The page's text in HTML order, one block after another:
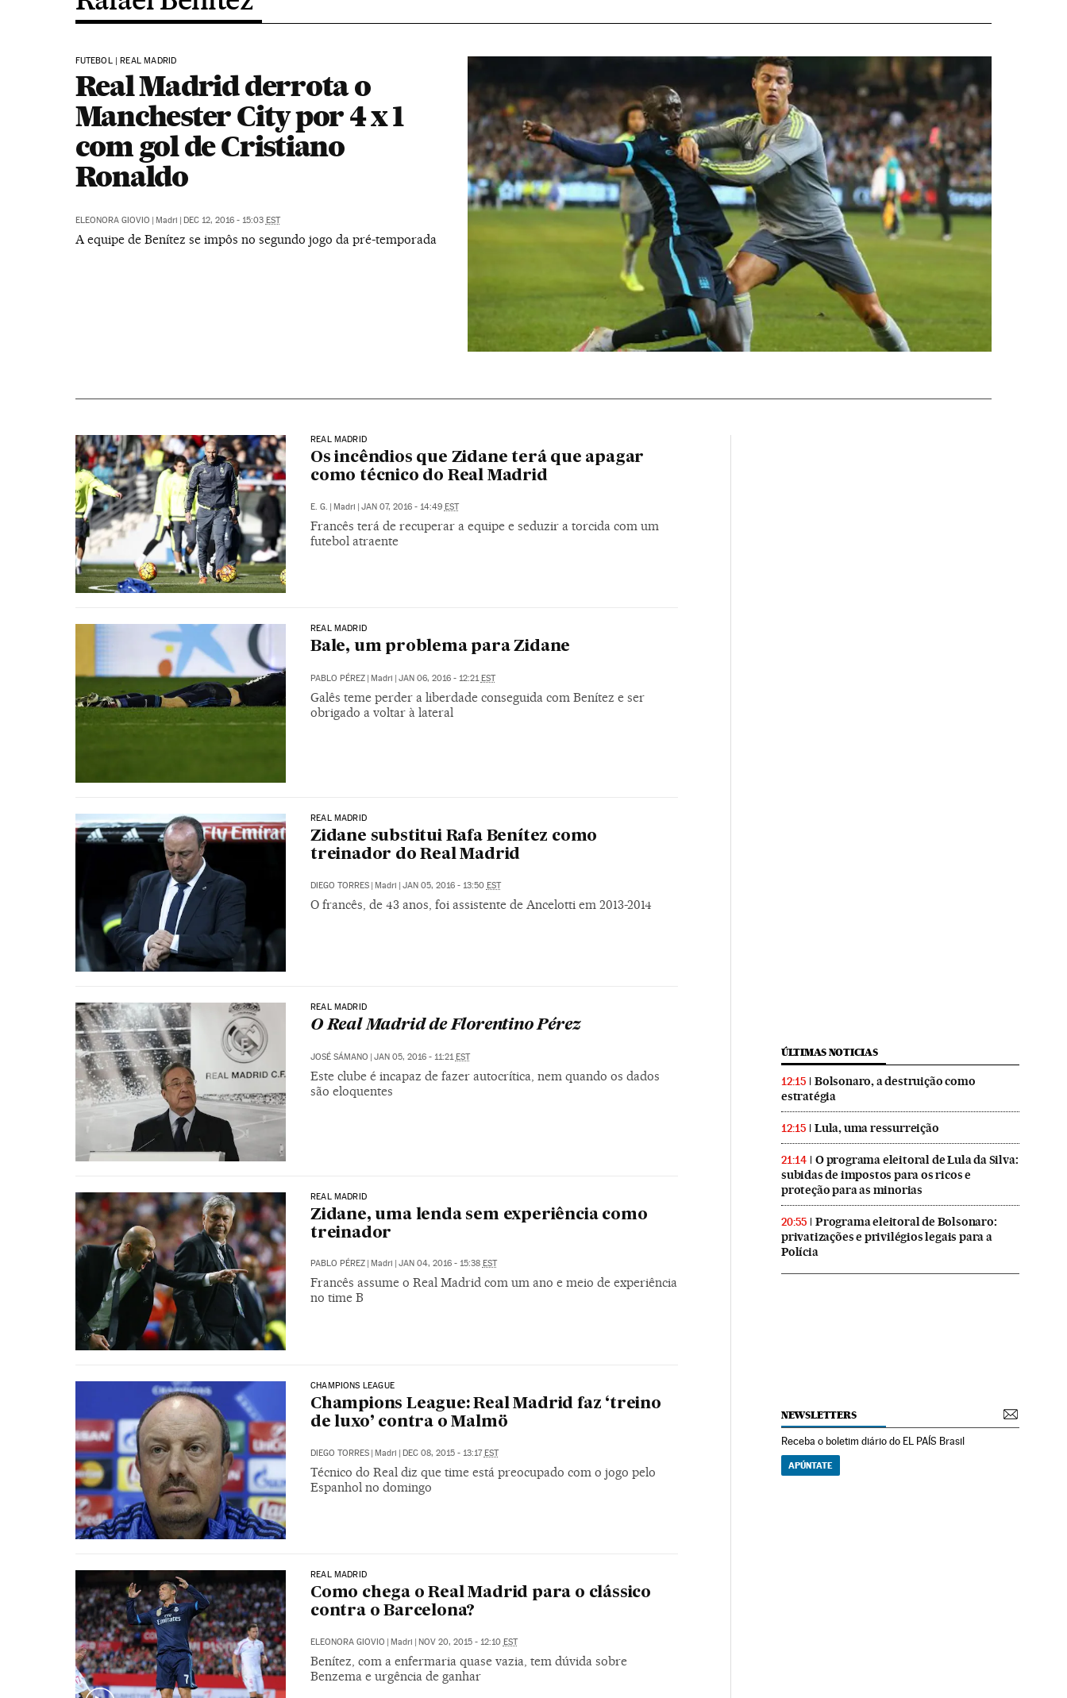
FUTEBOL | REAL MADRID
Real Madrid derrota o
Manchester City por 4 x 1
com gol de Cristiano
Ronaldo
ELEONORA GIOVIO | Madri | DEC 12, 2016 - 15:03 EST
A equipe de Benítez se impôs no segundo jogo da pré-temporada
REAL MADRID
Os incêndios que Zidane terá que apagar
como técnico do Real Madrid
E. G. | Madri | JAN 07, 2016 - 14:49 EST
Francês terá de recuperar a equipe e seduzir a torcida com um
futebol atraente
REAL MADRID
Bale, um problema para Zidane
PABLO PÉREZ Madri JAN 06, 2016 - 12:21 EST
Galês teme perder a liberdade conseguida com Benítez e ser
obrigado a voltar à lateral
REAL MADRID
Zidane substitui Rafa Benítez como
treinador do Real Madrid
DIEGO TORRES Madri JAN 05, 2016 - 13:50 EST
O francês, de 43 anos, foi assistente de Ancelotti em 2013-2014
REAL MADRID
O Real Madrid de Florentino Pérez
JOSÉ SÁMANO JAN 05, 2016 - 11:21 EST
Este clube é incapaz de fazer autocrítica, nem quando os dados
são eloquentes
REAL MADRID
Zidane, uma lenda sem experiência como
treinador
PABLO PÉREZ Madri JAN 04, 2016 - 15:38 EST
Francês assume o Real Madrid com um ano e meio de experiência
no time B
CHAMPIONS LEAGUE
Champions League: Real Madrid faz ‘treino
de luxo’ contra o Malmö
DIEGO TORRES | Madri | DEC 08, 2015 - 13:17EST
Técnico do Real diz que time está preocupado com o jogo pelo
Espanhol no domingo
REAL MADRID
Como chega o Real Madrid para o clássico
contra o Barcelona?
ELEONORA GIOVIO Madri NOV 20, 2015 - 12:10 EST
Benítez, com a enfermaria quase vazia, tem dúvida sobre
Benzema e urgência de ganhar
ÚLTIMAS NOTICIAS
12:15
Bolsonaro, a destruição como
estratégia
12:15 Lula, uma ressurreição
21:14
O programa eleitoral de Lula da Silva:
subidas de impostos para os ricos e
proteção para as minorias
20:55
Programa eleitoral de Bolsonaro:
privatizações e privilégios legais para a
Polícia
NEWSLETTERS
Receba o boletim diário do EL PAÍS Brasil
APÚNTATE